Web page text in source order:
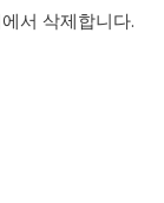
서 삭제합니다.